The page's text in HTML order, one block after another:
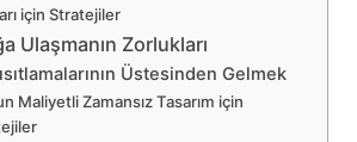
için Stratejiler
Ulaşmanın Zorlukları
Üstesinden Gelmek
Maliyetli Zamansız Tasarım için